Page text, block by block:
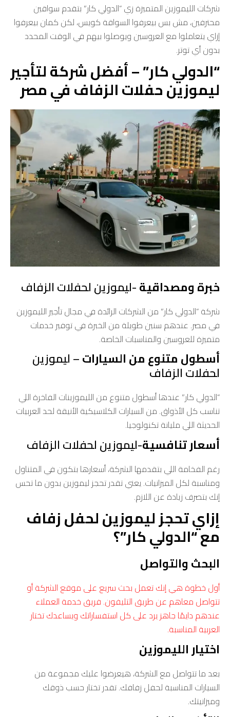
شركات الليموزين المتميزة زي “الدولي كار” بتقدم سواقين
محترفين، مش بس بيعرفوا السواقة كويس، لكن كمان بيعرفوا
إزاي يتعاملوا مع العروسين ويوصلوا بيهم في الوقت المحدد
بدون أي توتر.
“الدولي كار” – أفضل شركة لتأجير
ليموزين حفلات الزفاف في مصر
خبرة ومصداقية-ليموزين لحفلات الزفاف
شركة “الدولي كار” من الشركات الرائدة في مجال تأجير الليموزين
في مصر. عندهم سنين طويلة من الخبرة في توفير خدمات
متميزة للعروسين والمناسبات الخاصة.
أسطول متنوع من السيارات– ليموزين
لحفلات الزفاف
“الدولي كار” عندها أسطول متنوع من الليموزينات الفاخرة اللي
تناسب كل الأذواق. من السيارات الكلاسيكية الأنيقة لحد العربيات
الحديثة اللي مليانة تكنولوجيا.
أسعار تنافسية-ليموزين لحفلات الزفاف
رغم الفخامة اللي بتقدمها الشركة، أسعارها بتكون في المتناول
ومناسبة لكل الميزانيات. يعني تقدر تحجز ليموزين بدون ما تحس
إنك بتصرف زيادة عن اللازم.
إزاي تحجز ليموزين لحفل زفاف
مع “الدولي كار”؟
البحث والتواصل
أول خطوة هي إنك تعمل بحث سريع على موقع الشركة أو
تتواصل معاهم عن طريق التليفون. فريق خدمة العملاء
عندهم دايمًا جاهز يرد على كل استفساراتك ويساعدك تختار
العربية المناسبة.
اختيار الليموزين
بعد ما تتواصل مع الشركة، هيعرضوا عليك مجموعة من
السيارات المناسبة لحفل زفافك. تقدر تختار حسب ذوقك
وميزانيتك.